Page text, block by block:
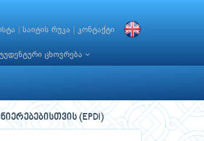
საიტის რუკა კონტაქტი
ცხოვრება
(EPDI)